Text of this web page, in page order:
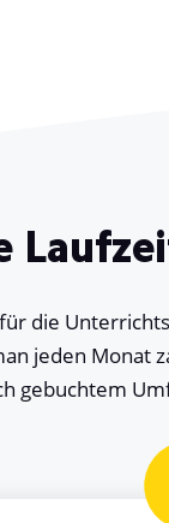
die
jeden Monat
gebuchtem